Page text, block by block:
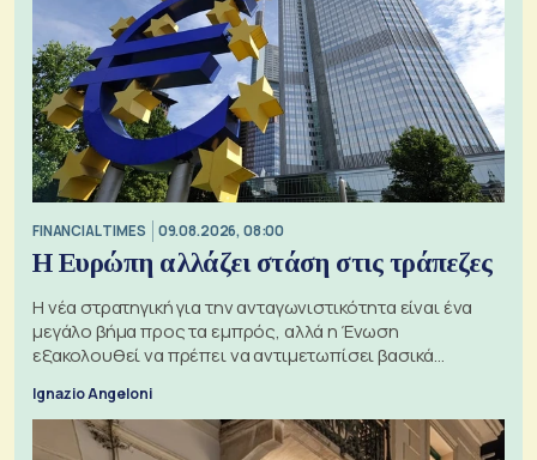
FINANCIAL TIMES 09.08.2026, 08:00
Η Ευρώπη αλλάζει στάση στις τράπεζες
Η νέα στρατηγική για την ανταγωνιστικότητα είναι ένα
μεγάλο βήμα προς τα εμπρός, αλλά η Ένωση
εξακολουθεί να πρέπει να αντιμετωπίσει βασικά
Ignazio Angeloni